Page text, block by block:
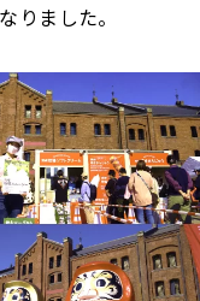
りました。